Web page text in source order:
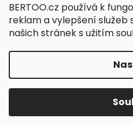
BERTOO.cz používá k
reklam a vylepšení služeb
našich stránek s užitím